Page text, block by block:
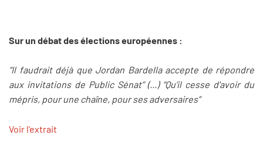
Sur un débat des élections européennes :
“Il faudrait déjà que Jordan Bardella accepte de répondre
aux invitations de Public Sénat” (...) “Qu’il cesse d'avoir du
mépris, pour une chaîne, pour ses adversaires”
Voir l'extrait